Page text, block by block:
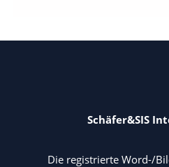
Schäfer&SIS
Die registrierte Word-/